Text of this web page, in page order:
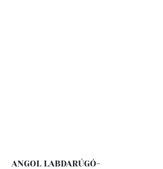
ANGOL LABDARÚGÓ-